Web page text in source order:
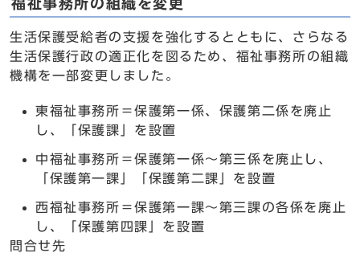
福祉事務所の組織を変更
生活保護受給者の支援を強化するとともに、さらなる
生活保護行政の適正化を図るため、福祉事務所の組織
機構を一部変更しました。
東福祉事務所＝保護第一係、保護第二係を廃止
し、「保護課」を設置
中福祉事務所＝保護第一係～第三係を廃止し、
「保護第一課」「保護第二課」を設置
西福祉事務所＝保護第一課～第三課の各係を廃止
し、「保護第四課」を設置
問合せ先